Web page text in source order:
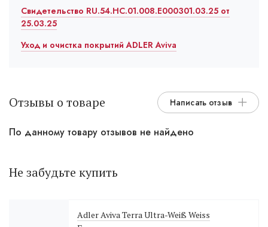
Свидетельство RU.54.HC.01.008.E000301.03.25 от
25.03.25
Уход и очистка покрытий ADLER Aviva
Отзывы о товаре Написать отзыв
По данному товару отзывов не найдено
Не забудьте купить
Adler Aviva Terra Ultra-Weiß Weiss